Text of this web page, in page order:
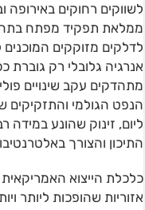
לשווקים רחוקים באירופה
ממלאת תפקיד מפתח
לדלקים מזוקקים המוכנים
אנרגיה גלובלי רק גוברת
ליום, זינוק שהונע במידה
התיכון והצורך
כלכלת הייצוא
אזוריות שהופכות ליותר